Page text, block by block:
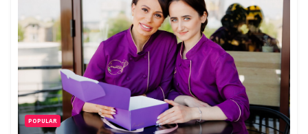
POPULAR